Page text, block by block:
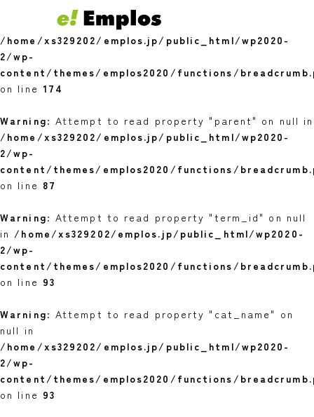
: Undefined variable $youngest in
/home/xs329202/emplos.jp/public_html/wp2020-
2/wp-
content/themes/emplos2020/functions/
on line 174
Warning: Attempt to read property "parent" on null in
/home/xs329202/emplos.jp/public_html/wp2020-
2/wp-
content/themes/emplos2020/functions/
on line 87
Warning: Attempt to read property "term_id" on null
in /home/xs329202/emplos.jp/public_html/wp2020-
2/wp-
content/themes/emplos2020/functions/
on line 93
Warning: Attempt to read property "cat_name" on
null in
/home/xs329202/emplos.jp/public_html/wp2020-
2/wp-
content/themes/emplos2020/functions/
on line 93